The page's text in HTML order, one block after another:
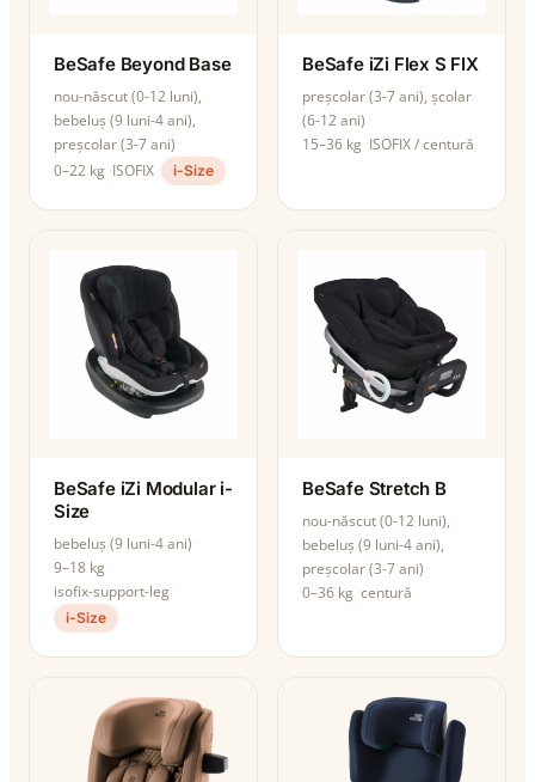
BeSafe Beyond Base
nou-născut (0-12 luni),
bebeluș (9 luni-4 ani),
preșcolar (3-7 ani)
0–22 kg ISOFIX i-Size
BeSafe iZi Flex S FIX
preșcolar (3-7 ani), școlar
(6-12 ani)
15–36 kg ISOFIX / centură
BeSafe iZi Modular i-
Size
bebeluș (9 luni-4 ani)
9–18 kg
isofix-support-leg
i-Size
BeSafe Stretch B
nou-născut (0-12 luni),
bebeluș (9 luni-4 ani),
preșcolar (3-7 ani)
0–36 kg centură